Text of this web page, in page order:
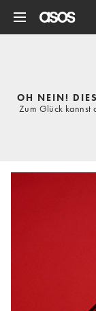
OH NEIN!
Zum Glück kannst